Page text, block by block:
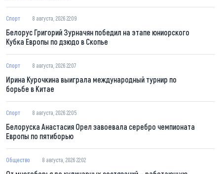
Спорт 8 августа, 2026 22:09
Белорус Григорий Зурначян победил на этапе юниорского
Кубка Европы по дзюдо в Скопье
Спорт 8 августа, 2026 22:07
Ирина Курочкина выиграла международный турнир по
борьбе в Китае
Спорт 8 августа, 2026 22:05
Белоруска Анастасия Орел завоевала серебро чемпионата
Европы по пятиборью
Общество 8 августа, 2026 22:02